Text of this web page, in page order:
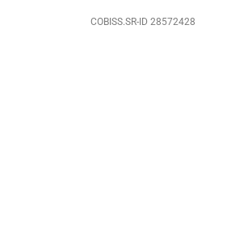
COBISS.SR-ID 28572428